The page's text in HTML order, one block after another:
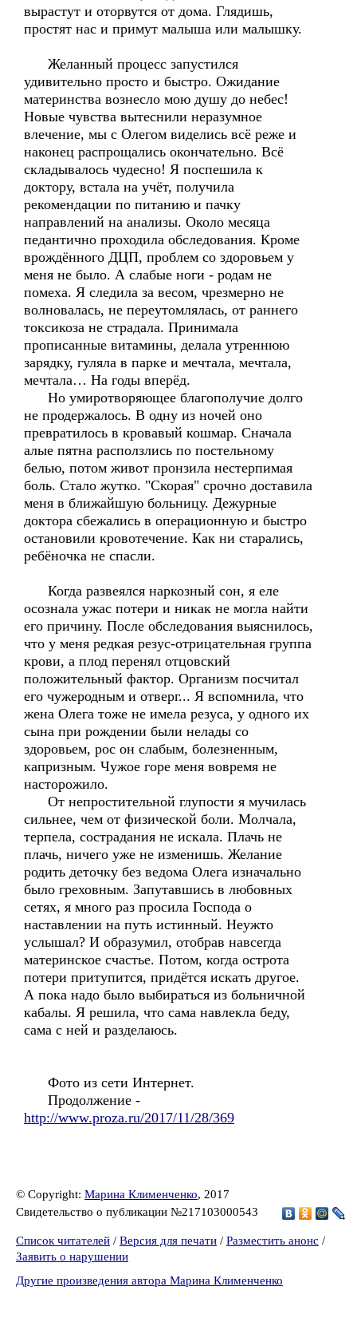
вырастут и оторвутся от дома. Глядишь,
простят нас и примут малыша или малышку.
Желанный процесс запустился
удивительно просто и быстро. Ожидание
материнства вознесло мою душу до небес!
Новые чувства вытеснили неразумное
влечение, мы с Олегом виделись всё реже и
наконец распрощались окончательно. Всё
складывалось чудесно! Я поспешила к
доктору, встала на учёт, получила
рекомендации по питанию и пачку
направлений на анализы. Около месяца
педантично проходила обследования. Кроме
врождённого ДЦП, проблем со здоровьем у
меня не было. А слабые ноги - родам не
помеха. Я следила за весом, чрезмерно не
волновалась, не переутомлялась, от раннего
токсикоза не страдала. Принимала
прописанные витамины, делала утреннюю
зарядку, гуляла в парке и мечтала, мечтала,
мечтала… На годы вперёд.
Но умиротворяющее благополучие долго
не продержалось. В одну из ночей оно
превратилось в кровавый кошмар. Сначала
алые пятна расползлись по постельному
белью, потом живот пронзила нестерпимая
боль. Стало жутко. "Скорая" срочно доставила
меня в ближайшую больницу. Дежурные
доктора сбежались в операционную и быстро
остановили кровотечение. Как ни старались,
ребёночка не спасли.
Когда развеялся наркозный сон, я еле
осознала ужас потери и никак не могла найти
его причину. После обследования выяснилось,
что у меня редкая резус-отрицательная группа
крови, а плод перенял отцовский
положительный фактор. Организм посчитал
его чужеродным и отверг... Я вспомнила, что
жена Олега тоже не имела резуса, у одного их
сына при рождении были нелады со
здоровьем, рос он слабым, болезненным,
капризным. Чужое горе меня вовремя не
насторожило.
От непростительной глупости я мучилась
сильнее, чем от физической боли. Молчала,
терпела, сострадания не искала. Плачь не
плачь, ничего уже не изменишь. Желание
родить деточку без ведома Олега изначально
было греховным. Запутавшись в любовных
сетях, я много раз просила Господа о
наставлении на путь истинный. Неужто
услышал? И образумил, отобрав навсегда
материнское счастье. Потом, когда острота
потери притупится, придётся искать другое.
А пока надо было выбираться из больничной
кабалы. Я решила, что сама навлекла беду,
сама с ней и разделаюсь.
Фото из сети Интернет.
Продолжение -
http://www.proza.ru/2017/11/28/369
© Copyright: Марина Клименченко, 2017
Свидетельство о публикации №217103000543
Список читателей / Версия для печати / Разместить анонс /
Заявить о нарушении
Другие произведения автора Марина Клименченко